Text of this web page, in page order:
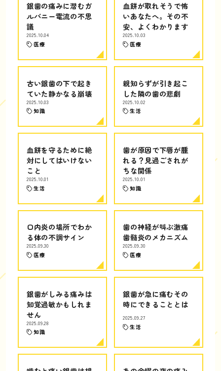
銀歯の痛みに潜むガ
ルバニー電流の不思
議
2025.10.04
医療
血餅が取れそうで怖
いあなたへ。その不
安、よくわかります
2025.10.03
医療
古い銀歯の下で起き
ていた静かなる崩壊
2025.10.03
知識
親知らずが引き起こ
した隣の歯の悲劇
2025.10.02
生活
血餅を守るために絶
対にしてはいけない
こと
2025.10.01
生活
歯が原因で下唇が腫
れる？見過ごされが
ちな関係
2025.10.01
知識
口内炎の場所でわか
る体の不調サイン
2025.09.30
医療
歯の神経が叫ぶ激痛
歯髄炎のメカニズム
2025.09.30
医療
銀歯がしみる痛みは
知覚過敏かもしれま
せん
2025.09.28
知識
銀歯が急に痛むその
時にできることとは
2025.09.27
生活